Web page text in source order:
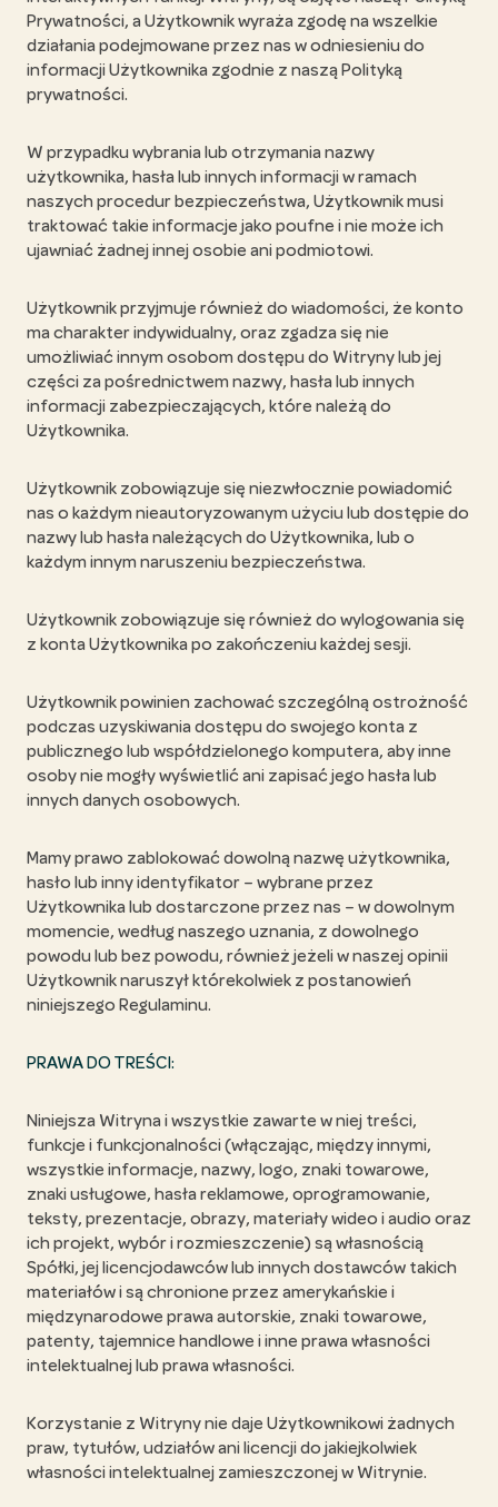
Prywatności, a Użytkownik wyraża zgodę na wszelkie
działania podejmowane przez nas w odniesieniu do
informacji Użytkownika zgodnie z naszą Polityką
prywatności.
W przypadku wybrania lub otrzymania nazwy
użytkownika, hasła lub innych informacji w ramach
naszych procedur bezpieczeństwa, Użytkownik musi
traktować takie informacje jako poufne i nie może ich
ujawniać żadnej innej osobie ani podmiotowi.
Użytkownik przyjmuje również do wiadomości, że konto
ma charakter indywidualny, oraz zgadza się nie
umożliwiać innym osobom dostępu do Witryny lub jej
części za pośrednictwem nazwy, hasła lub innych
informacji zabezpieczających, które należą do
Użytkownika.
Użytkownik zobowiązuje się niezwłocznie powiadomić
nas o każdym nieautoryzowanym użyciu lub dostępie do
nazwy lub hasła należących do Użytkownika, lub o
każdym innym naruszeniu bezpieczeństwa.
Użytkownik zobowiązuje się również do wylogowania się
z konta Użytkownika po zakończeniu każdej sesji.
Użytkownik powinien zachować szczególną ostrożność
podczas uzyskiwania dostępu do swojego konta z
publicznego lub współdzielonego komputera, aby inne
osoby nie mogły wyświetlić ani zapisać jego hasła lub
innych danych osobowych.
Mamy prawo zablokować dowolną nazwę użytkownika,
hasło lub inny identyfikator – wybrane przez
Użytkownika lub dostarczone przez nas – w dowolnym
momencie, według naszego uznania, z dowolnego
powodu lub bez powodu, również jeżeli w naszej opinii
Użytkownik naruszył którekolwiek z postanowień
niniejszego Regulaminu.
PRAWA DO TREŚCI:
Niniejsza Witryna i wszystkie zawarte w niej treści,
funkcje i funkcjonalności (włączając, między innymi,
wszystkie informacje, nazwy, logo, znaki towarowe,
znaki usługowe, hasła reklamowe, oprogramowanie,
teksty, prezentacje, obrazy, materiały wideo i audio oraz
ich projekt, wybór i rozmieszczenie) są własnością
Spółki, jej licencjodawców lub innych dostawców takich
materiałów i są chronione przez amerykańskie i
międzynarodowe prawa autorskie, znaki towarowe,
patenty, tajemnice handlowe i inne prawa własności
intelektualnej lub prawa własności.
Korzystanie z Witryny nie daje Użytkownikowi żadnych
praw, tytułów, udziałów ani licencji do jakiejkolwiek
własności intelektualnej zamieszczonej w Witrynie.